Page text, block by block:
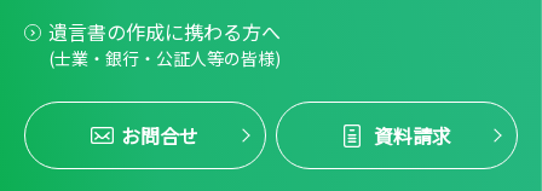
遺言書の作成に携わる方へ
(士業・銀行・公証人等の皆様)
お問合せ 資料請求